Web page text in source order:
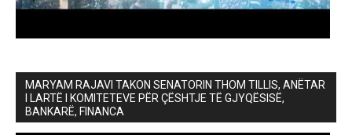
MARYAM RAJAVI TAKON SENATORIN THOM TILLIS, ANËTAR
I LARTË I KOMITETEVE PËR ÇËSHTJE TË GJYQËSISË,
BANKARË, FINANCA